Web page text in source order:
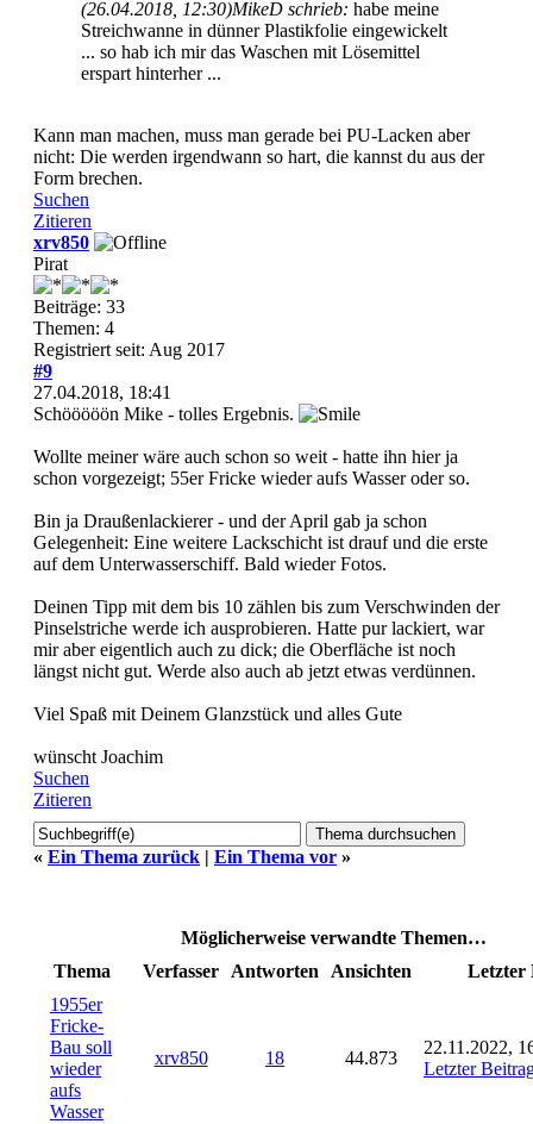
(26.04.2018, 12:30)MikeD schrieb: habe meine
Streichwanne in dünner Plastikfolie eingewickelt
... so hab ich mir das Waschen mit Lösemittel
erspart hinterher ...
Kann man machen, muss man gerade bei PU-Lacken aber
nicht: Die werden irgendwann so hart, die kannst du aus der
Form brechen.
Suchen
Zitieren
xrv850
Pirat
Beiträge: 33
Themen: 4
Registriert seit: Aug 2017
#9
27.04.2018, 18:41
Schööööön Mike - tolles Ergebnis.
Wollte meiner wäre auch schon so weit - hatte ihn hier ja
schon vorgezeigt; 55er Fricke wieder aufs Wasser oder so.
Bin ja Draußenlackierer - und der April gab ja schon
Gelegenheit: Eine weitere Lackschicht ist drauf und die erste
auf dem Unterwasserschiff. Bald wieder Fotos.
Deinen Tipp mit dem bis 10 zählen bis zum Verschwinden der
Pinselstriche werde ich ausprobieren. Hatte pur lackiert, war
mir aber eigentlich auch zu dick; die Oberfläche ist noch
längst nicht gut. Werde also auch ab jetzt etwas verdünnen.
Viel Spaß mit Deinem Glanzstück und alles Gute
wünscht Joachim
Suchen
Zitieren
« Ein Thema zurück Ein Thema vor »
Möglicherweise verwandte Themen…
Thema
Verfasser Antworten Ansichten
Letzter
1955er
Fricke-
Bau soll
wieder
aufs
Wasser
xrv850 18 44.873
22.11.2022,
Letzter